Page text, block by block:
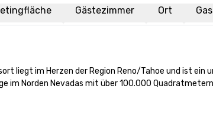
Gästezimmer Ort
liegt im Herzen der Region Reno/Tahoe und ist
im Norden Nevadas mit über 100.000